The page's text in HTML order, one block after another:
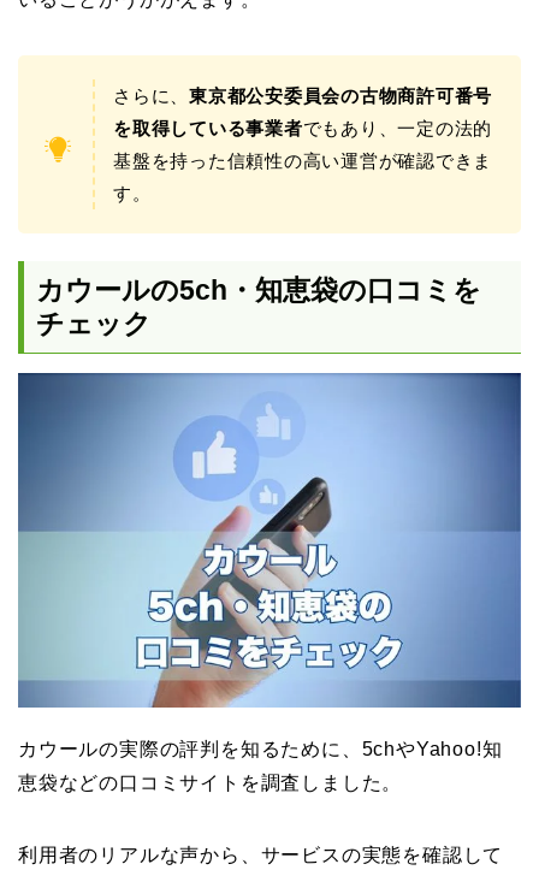
さらに、東京都公安委員会の古物商許可番号
を取得している事業者でもあり、一定の法的
基盤を持った信頼性の高い運営が確認できま
す。
カウールの5ch・知恵袋の口コミを
チェック
カウールの実際の評判を知るために、5chやYahoo!知
恵袋などの口コミサイトを調査しました。
利用者のリアルな声から、サービスの実態を確認して